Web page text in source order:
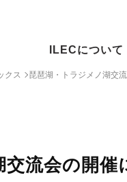
ILECについて
団の概要
評議員・役員
持続可
国
クス 琵琶湖・トラジメノ湖交
流会の開催